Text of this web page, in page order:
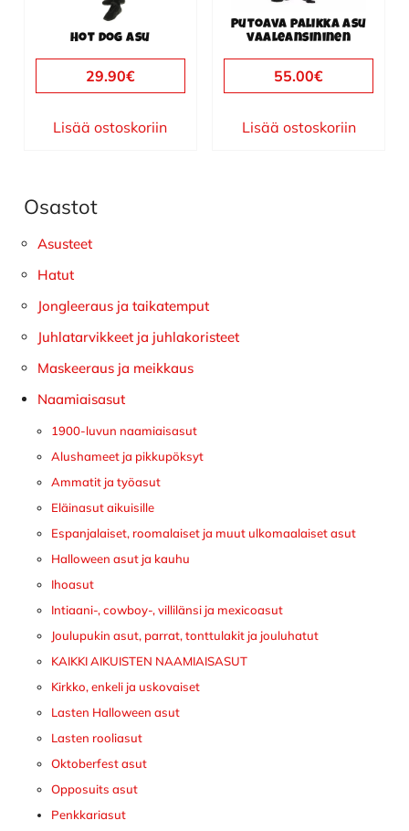
Hot dog asu
29.90€
Lisää ostoskoriin
Putoava palikka asu
vaaleansininen
55.00€
Lisää ostoskoriin
Ensisijainen
sivupalkki
Osastot
Asusteet
Hatut
Jongleeraus ja taikatemput
Juhlatarvikkeet ja juhlakoristeet
Maskeeraus ja meikkaus
Naamiaisasut
1900-luvun naamiaisasut
Alushameet ja pikkupöksyt
Ammatit ja työasut
Eläinasut aikuisille
Espanjalaiset, roomalaiset ja muut ulkomaalaiset asut
Halloween asut ja kauhu
Ihoasut
Intiaani-, cowboy-, villilänsi ja mexicoasut
Joulupukin asut, parrat, tonttulakit ja jouluhatut
KAIKKI AIKUISTEN NAAMIAISASUT
Kirkko, enkeli ja uskovaiset
Lasten Halloween asut
Lasten rooliasut
Oktoberfest asut
Opposuits asut
Penkkariasut